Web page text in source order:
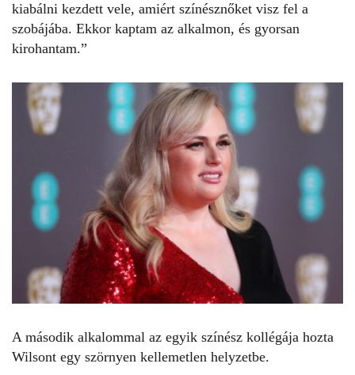
kiabálni kezdett vele, amiért színésznőket visz fel a
szobájába. Ekkor kaptam az alkalmon, és gyorsan
kirohantam.”
A második alkalommal az egyik színész kollégája hozta
Wilsont egy szörnyen kellemetlen helyzetbe.